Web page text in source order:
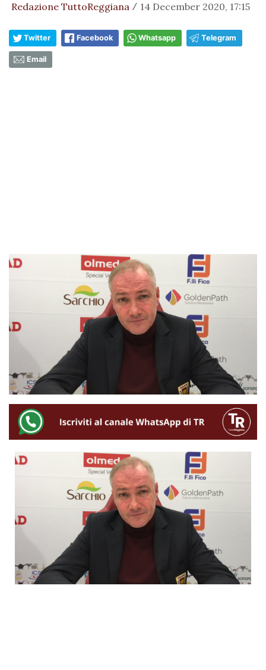
Redazione TuttoReggiana / 14 December 2020, 17:15
Twitter Facebook Whatsapp Telegram
Email